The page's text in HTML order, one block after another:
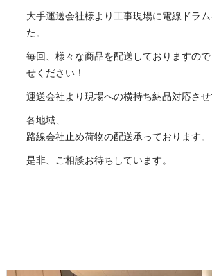
大手運送会社様より工事現場に電線ドラ
た。
毎回、様々な商品を配送しておりますの
せください！
運送会社より現場への横持ち納品対応させ
各地域、
路線会社止め荷物の配送承っております。
是非、ご相談お待ちしています。